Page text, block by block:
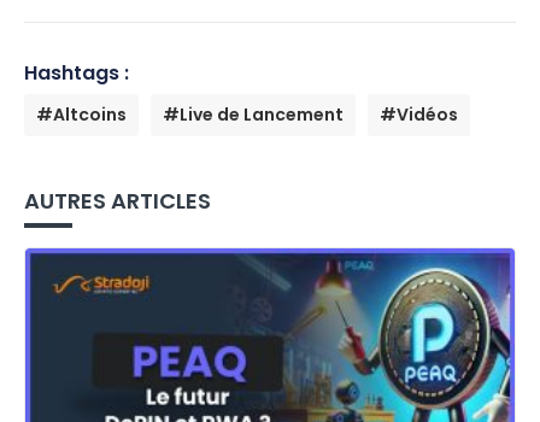
Hashtags :
#Altcoins #Live de Lancement #Vidéos
AUTRES ARTICLES